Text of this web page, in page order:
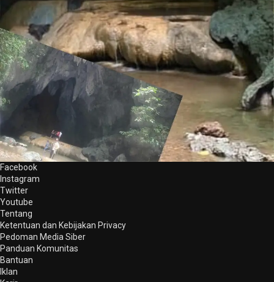
Facebook
Instagram
Twitter
Youtube
Tentang
Ketentuan dan Kebijakan Privacy
Pedoman Media Siber
Panduan Komunitas
Bantuan
Iklan